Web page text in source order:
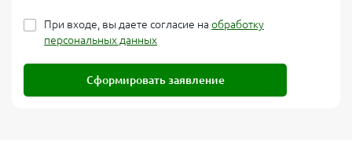
При входе, вы даете согласие на обработку
персональных данных
Сформировать заявление